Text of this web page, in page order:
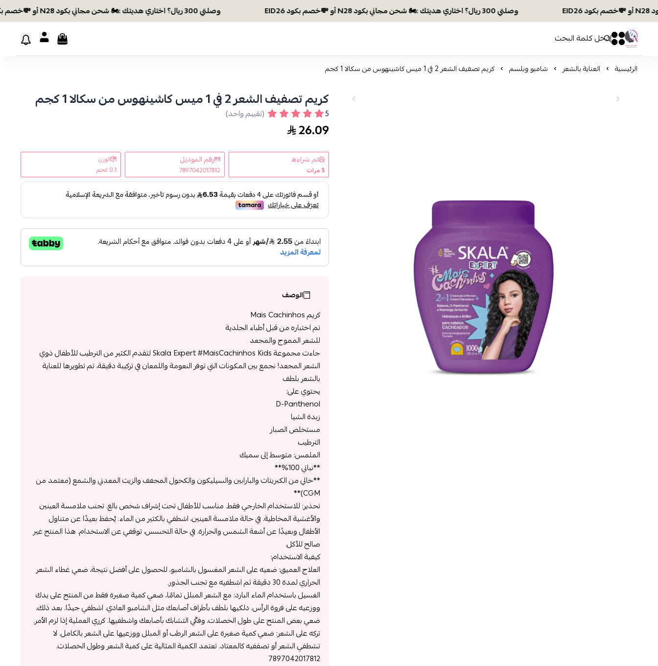
وصلتي 300 ريال؟ اختاري هديتك :🏍 شحن مجاني بكود N28 أو 💸خصم بكود EID26 وصلتي 300 ريال؟ اختاري هديتك :🏍 شحن مجاني بكود N28 أو 💸خصم بكود EID26
افكار ومخازن العناية
0 0
الرئيسية العناية بالشعر شامبو وبلسم كريم تصفيف الشعر 2 في 1 ميس كاشينهوس من سكالا 1 كجم
كريم تصفيف الشعر 2 في 1 ميس كاشينهوس من سكالا 1 كجم
5 (تقييم واحد)
26.09
تم شراءه
5مرات
رقم الموديل
7897042017812
الوزن
0.1 كجم
الوصف
كريم Mais Cachinhos
تم اختباره من قبل أطباء الجلدية
للشعر المموج والمجعد
جاءت مجموعة Skala Expert #MaisCachinhos Kids لتقدم الكثير من الترطيب للأطفال ذوي
الشعر المجعد! نجمع بين المكونات التي توفر النعومة واللمعان في تركيبة دقيقة، تم تطويرها للعناية
بالشعر بلطف
يحتوي على:
D-Panthenol
زبدة الشيا
مستخلص الصبار
الترطيب
الملمس: متوسط ​​إلى سميك
**نباتي 100%**
**خالي من الكبريتات والبارابين والسيليكون والكحول المجفف والزيت المعدني والشمع (معتمد من
CGM)**
تحذير: للاستخدام الخارجي فقط. مناسب للأطفال تحت إشراف شخص بالغ. تجنب ملامسة العينين
والأغشية المخاطية. في حالة ملامسة العينين، اشطفي بالكثير من الماء. يُحفظ بعيدًا عن متناول
الأطفال وبعيدًا عن أشعة الشمس والحرارة. في حالة التحسس، توقفي عن الاستخدام. هذا المنتج غير
صالح للأكل.
كيفية الاستخدام:
العلاج العميق: ضعيه على الشعر المغسول بالشامبو، للحصول على أفضل نتيجة، ضعي غطاء الشعر
الحراري لمدة 30 دقيقة ثم اشطفيه مع تجنب الجذور.
الغسيل باستخدام الماء البارد: مع الشعر المبلل تمامًا، ضعي كمية صغيرة فقط من المنتج على يدك
ووزعيه على فروة الرأس. دلكيها بلطف بأطراف أصابعك مثل الشامبو العادي. اشطفي جيدًا. بعد ذلك،
ضعي بعض المنتج على طول الخصلات، وفكّي التشابك بأصابعك واشطفيها. كرري العملية إذا لزم الأمر.
تركه على الشعر: ضعي كمية صغيرة على الشعر الرطب أو المبلل ووزعيها على الشعر بالكامل. لا
تشطفي الشعر أو تصففيه كالمعتاد. تعتمد الكمية المثالية على كمية الشعر وطول الخصلات.
7897042017812